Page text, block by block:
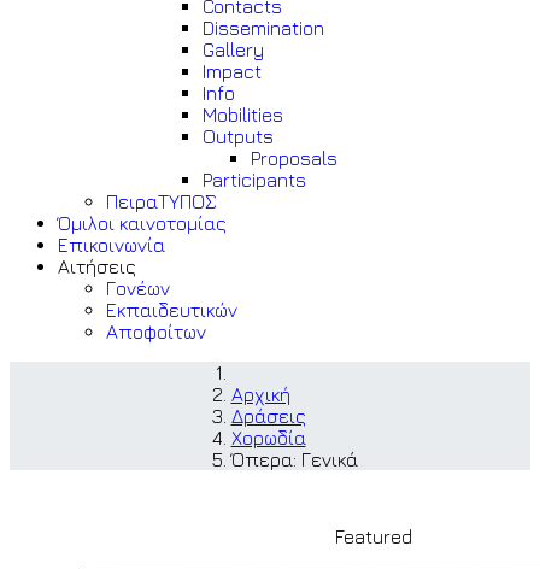
Contacts
Dissemination
Gallery
Impact
Info
Mobilities
Outputs
Proposals
Participants
ΠειραΤΥΠΟΣ
Όμιλοι καινοτομίας
Επικοινωνία
Αιτήσεις
Γονέων
Εκπαιδευτικών
Αποφοίτων
Αρχική
Δράσεις
Χορωδία
Όπερα: Γενικά
Featured